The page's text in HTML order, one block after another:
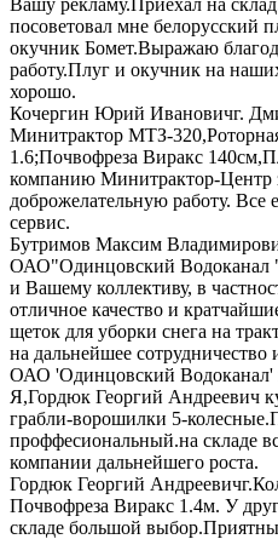
посоветовал мне белорусский
окучник Бомет.Выражаю
работу.Плуг и окучник на
хорошо.
Кочергин Юрий Ивановичг.
Минитрактор МТЗ-
1.6;Почвофреза Виракс
компанию Минитрактор-Центр
доброжелательную работу. Все
сервис.
Бутримов Максим
ОАО"Одинцовский Водоканал
и Вашему коллективу, в
отличное качество и
щеток для уборки снега на
на дальнейшее сотрудничество
ОАО 'Одинцовский Водоканал'
Я,Гордюк Георгий Андреевич
грабли-ворошилки 5-
проффесиональный.на складе
компании дальнейшего роста.
Гордюк Георгий Андреевич
Почвофреза Виракс 1.4м. У
складе большой